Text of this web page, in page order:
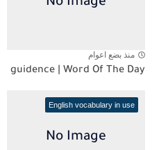
منذ بضع اعوام
guidence | Word Of The Day
English vocabulary in use